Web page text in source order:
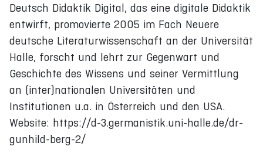
Deutsch Didaktik Digital, das eine digitale Didaktik
entwirft, promovierte 2005 im Fach Neuere
deutsche Literaturwissenschaft an der Universität
Halle, forscht und lehrt zur Gegenwart und
Geschichte des Wissens und seiner Vermittlung
an (inter)nationalen Universitäten und
Institutionen u.a. in Österreich und den USA.
Website: https://d-3.germanistik.uni-halle.de/dr-
gunhild-berg-2/